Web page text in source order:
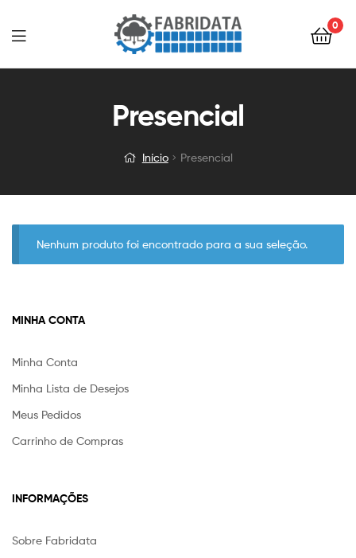
0
Menu
Presencial
Início Presencial
Nenhum produto foi encontrado para a sua seleção.
MINHA CONTA
Minha Conta
Minha Lista de Desejos
Meus Pedidos
Carrinho de Compras
INFORMAÇÕES
Sobre Fabridata